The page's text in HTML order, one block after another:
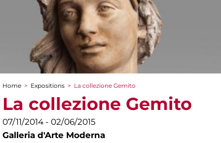
You are here
Home > Expositions > La collezione Gemito
La collezione Gemito
07/11/2014 - 02/06/2015
Galleria d'Arte Moderna